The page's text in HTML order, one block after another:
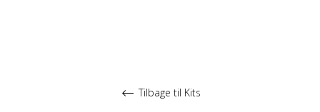
Tilbage til Kits